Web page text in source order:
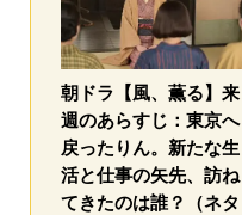
朝ドラ【風、薫る】来
週のあらすじ：東京へ
戻ったりん。新たな生
活と仕事の矢先、訪ね
てきたのは誰？（ネタ